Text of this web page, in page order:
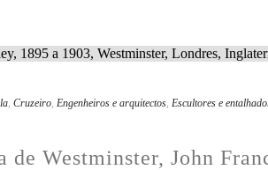
, Cruzeiro, Engenheiros e arquitectos, Escultores e
Westminster, John